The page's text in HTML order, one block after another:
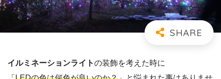
イルミネーションライトの装飾を考えた時に